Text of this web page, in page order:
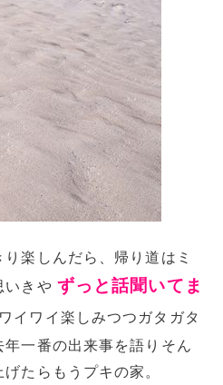
楽しんだら、帰り道はミ
いきや ずっと話聞いてま
イワイ楽しみつつガタガタ
一番の出来事を語りそん
たらもうプキの家。